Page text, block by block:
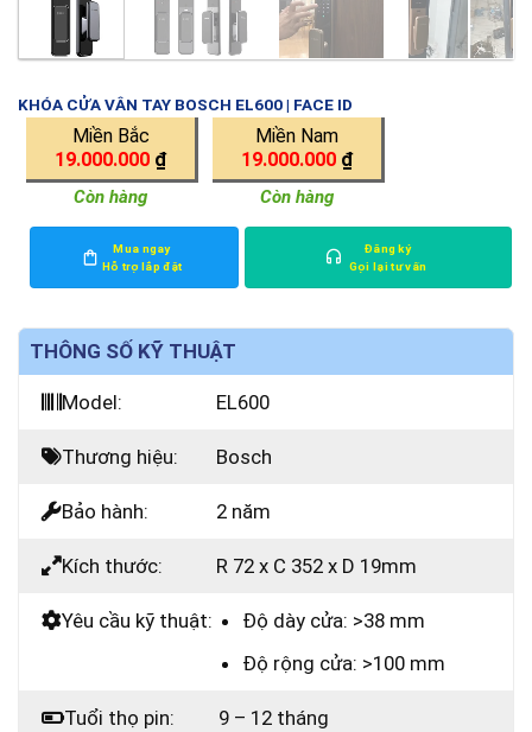
KHÓA CỬA VÂN TAY BOSCH EL600 | FACE ID
Miền Bắc
19.000.000 ₫
Còn hàng
Miền Nam
19.000.000 ₫
Còn hàng
Mua ngay
Hỗ trợ lắp đặt
Đăng ký
Gọi lại tư vấn
THÔNG SỐ KỸ THUẬT
Model: EL600
Thương hiệu: Bosch
Bảo hành: 2 năm
Kích thước: R 72 x C 352 x D 19mm
Yêu cầu kỹ thuật:
Độ dày cửa: >38 mm
Độ rộng cửa: >100 mm
Tuổi thọ pin: 9 – 12 tháng